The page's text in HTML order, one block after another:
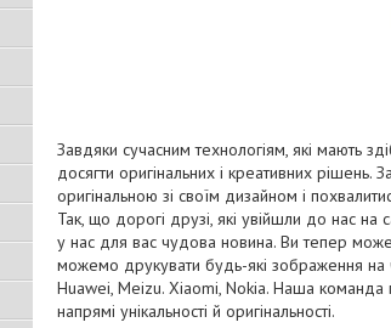
Завдяки сучасним технологіям, які мають
досягти оригінальних і креативних
оригінальною зі своїм дизайном і
Так, що дорогі друзі, які увійшли до нас на
у нас для вас чудова новина. Ви тепер
можемо друкувати будь-які зображення на
Huawei, Meizu. Xiaomi, Nokia. Наша команда
напрямі унікальності й оригінальності.